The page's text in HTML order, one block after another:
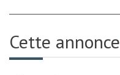
Cette annonce